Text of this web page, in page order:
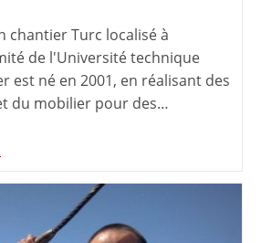
chantier Turc localisé à
de l'Université technique
est né en 2001, en réalisant des
du mobilier pour des…